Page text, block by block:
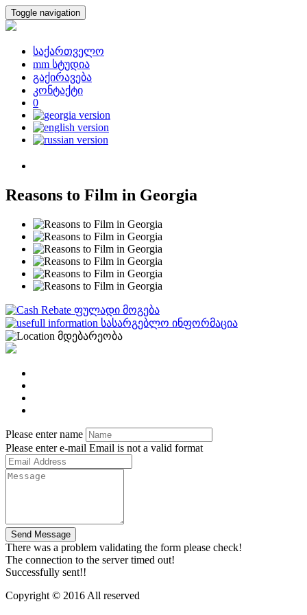
Toggle navigation
საქართველო
mm სტუდია
გაქირავება
კონტაქტი
0
Reasons to Film in Georgia
ფულადი მოგება
სასარგებლო ინფორმაცია
მდებარეობა
Please enter name
Please enter e-mail Email is not a valid format
Send Message
There was a problem validating the form please check!
The connection to the server timed out!
Successfully sent!!
Copyright © 2016 All reserved